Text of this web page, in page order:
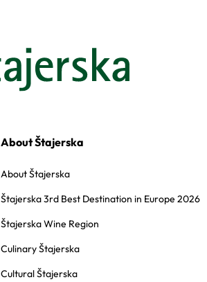
About Štajerska
About Štajerska
Štajerska 3rd Best Destination in Europe 2026
Štajerska Wine Region
Culinary Štajerska
Cultural Štajerska